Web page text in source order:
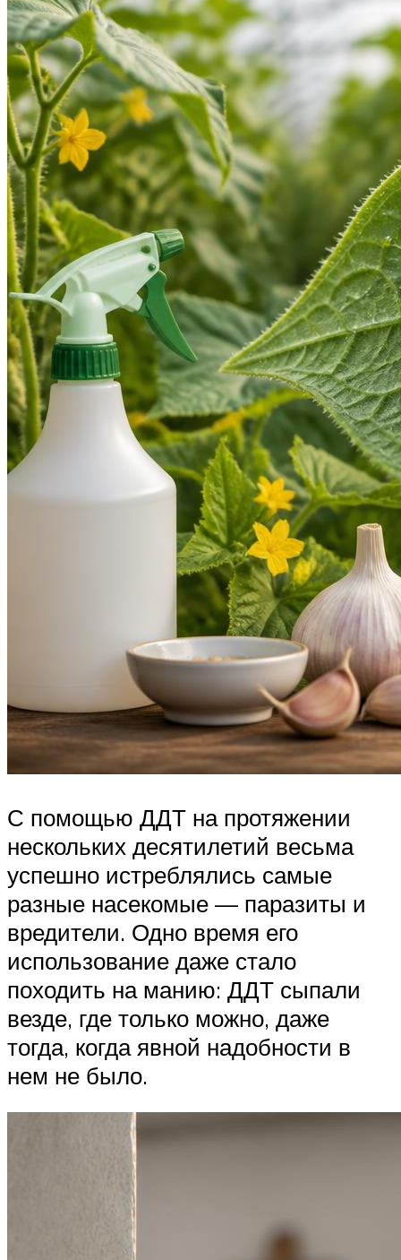
С помощью ДДТ на протяжении
нескольких десятилетий весьма
успешно истреблялись самые
разные насекомые — паразиты и
вредители. Одно время его
использование даже стало
походить на манию: ДДТ сыпали
везде, где только можно, даже
тогда, когда явной надобности в
нем не было.